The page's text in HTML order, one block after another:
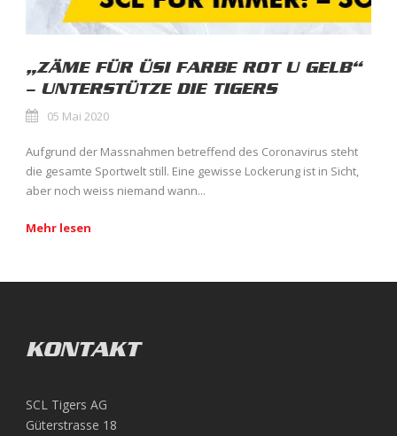
„ZÄME FÜR ÜSI FARBE ROT U GELB“
– UNTERSTÜTZE DIE TIGERS
05 Mai 2020
Aufgrund der Massnahmen betreffend des Coronavirus steht
die gesamte Sportwelt still. Eine gewisse Lockerung ist in Sicht,
aber noch weiss niemand wann...
Mehr lesen
KONTAKT
SCL Tigers AG
Güterstrasse 18